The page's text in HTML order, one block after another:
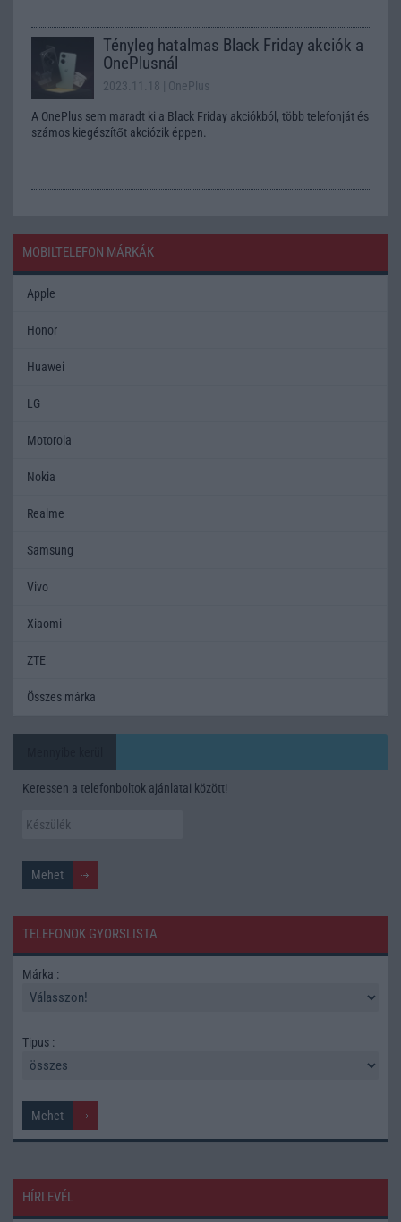
Tényleg hatalmas Black Friday akciók a
OnePlusnál
2023.11.18 | OnePlus
A OnePlus sem maradt ki a Black Friday akciókból, több telefonját és
számos kiegészítőt akciózik éppen.
MOBILTELEFON MÁRKÁK
Apple
Honor
Huawei
LG
Motorola
Nokia
Realme
Samsung
Vivo
Xiaomi
ZTE
Összes márka
Keressen a telefonboltok ajánlatai között!
TELEFONOK GYORSLISTA
Márka :
Tipus :
HÍRLEVÉL